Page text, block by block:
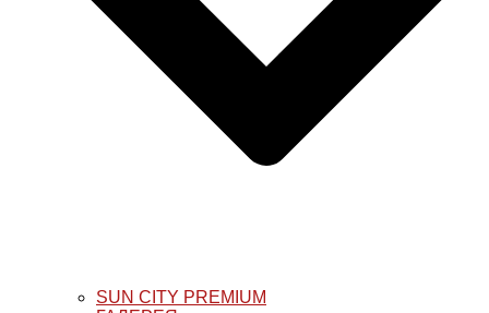
SUN CITY PREMIUM